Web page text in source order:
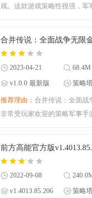
戏。这款游戏策略性很强，
游戏！今天腾飞小编准备的还
2023-04-21 68.4M
v1.0.0 最新版 策略
推荐理由： 合并传说：全面战
非常受玩家欢迎的策略军事手
家对抗，破解版让你可以畅快
2022-09-08
v1.4013.85.206
策略